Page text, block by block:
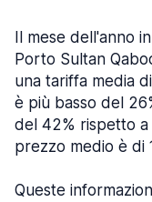
Il mese dell'anno
Porto Sultan
una tariffa media
è più basso del
del 42% rispetto a
prezzo medio è di
Queste